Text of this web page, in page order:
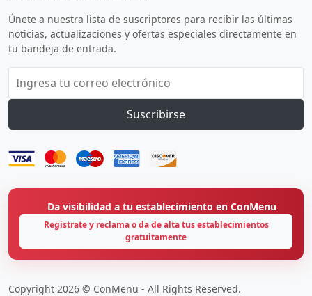
Únete a nuestra lista de suscriptores para recibir las últimas
noticias, actualizaciones y ofertas especiales directamente en
tu bandeja de entrada.
Suscribirse
Da visibilidad a tu establecimiento en ConMenu
Regístrate y reclama o da de alta tus establecimientos
gratuitamente
Copyright 2026 © ConMenu - All Rights Reserved.